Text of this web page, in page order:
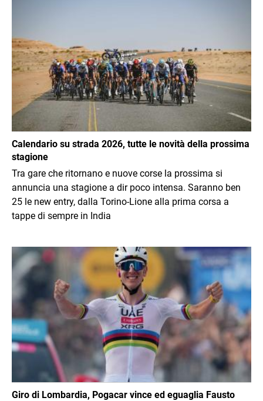
Calendario su strada 2026, tutte le novità della prossima
stagione
Tra gare che ritornano e nuove corse la prossima si
annuncia una stagione a dir poco intensa. Saranno ben
25 le new entry, dalla Torino-Lione alla prima corsa a
tappe di sempre in India
Immagine
Giro di Lombardia, Pogacar vince ed eguaglia Fausto